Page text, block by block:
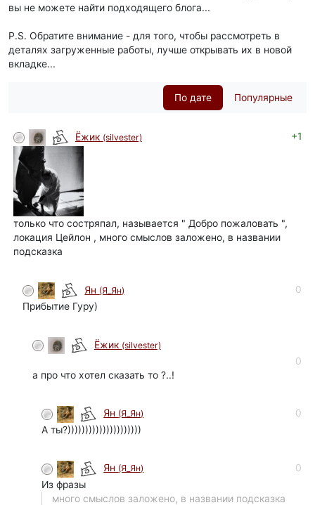
вы не можете найти подходящего блога...
P.S. Обратите внимание - для того, чтобы рассмотреть в
деталях загруженные работы, лучше открывать их в новой
вкладке...
По дате Популярные
Ёжик (silvester) +1
только что состряпал, называется " Добро пожаловать ",
локация Цейлон , много смыслов заложено, в названии
подсказка
Ян (Я_Ян)
0
Прибытие Гуру)
Ёжик (silvester)
0
а про что хотел сказать то ?..!
Ян (Я_Ян)
0
А ты?)))))))))))))))))))))
Ян (Я_Ян)
0
Из фразы
много смыслов заложено, в названии подсказка